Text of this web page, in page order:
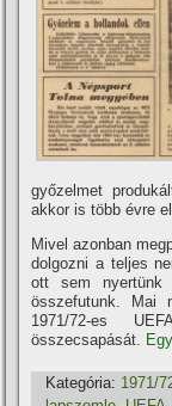
győzelmet
akkor is több évre
Mivel azonban
dolgozni a teljes
ott sem nyertünk
összefutunk. Mai
1971/72-es
összecsapását.
Kategória: 1971/